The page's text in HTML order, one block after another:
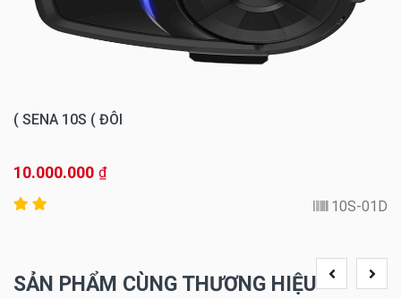
SENA 10S ( ĐÔI )
10.000.000 ₫
10S-01D
SẢN PHẨM CÙNG THƯƠNG HIỆU